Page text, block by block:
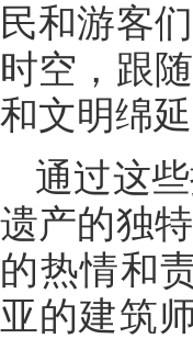
民和游客
时空，跟
和文明绵延
通过这
遗产的独
的热情和
亚的建筑